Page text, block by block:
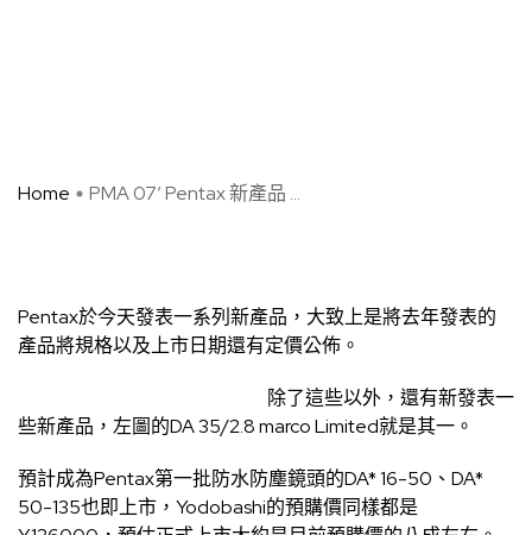
Home PMA 07′ Pentax 新產品 ...
Pentax於今天發表一系列新產品，大致上是將去年發表的
產品將規格以及上市日期還有定價公佈。
除了這些以外，還有新發表一
些新產品，左圖的DA 35/2.8 marco Limited就是其一。
預計成為Pentax第一批防水防塵鏡頭的DA* 16-50、DA*
50-135也即上市，Yodobashi的預購價同樣都是